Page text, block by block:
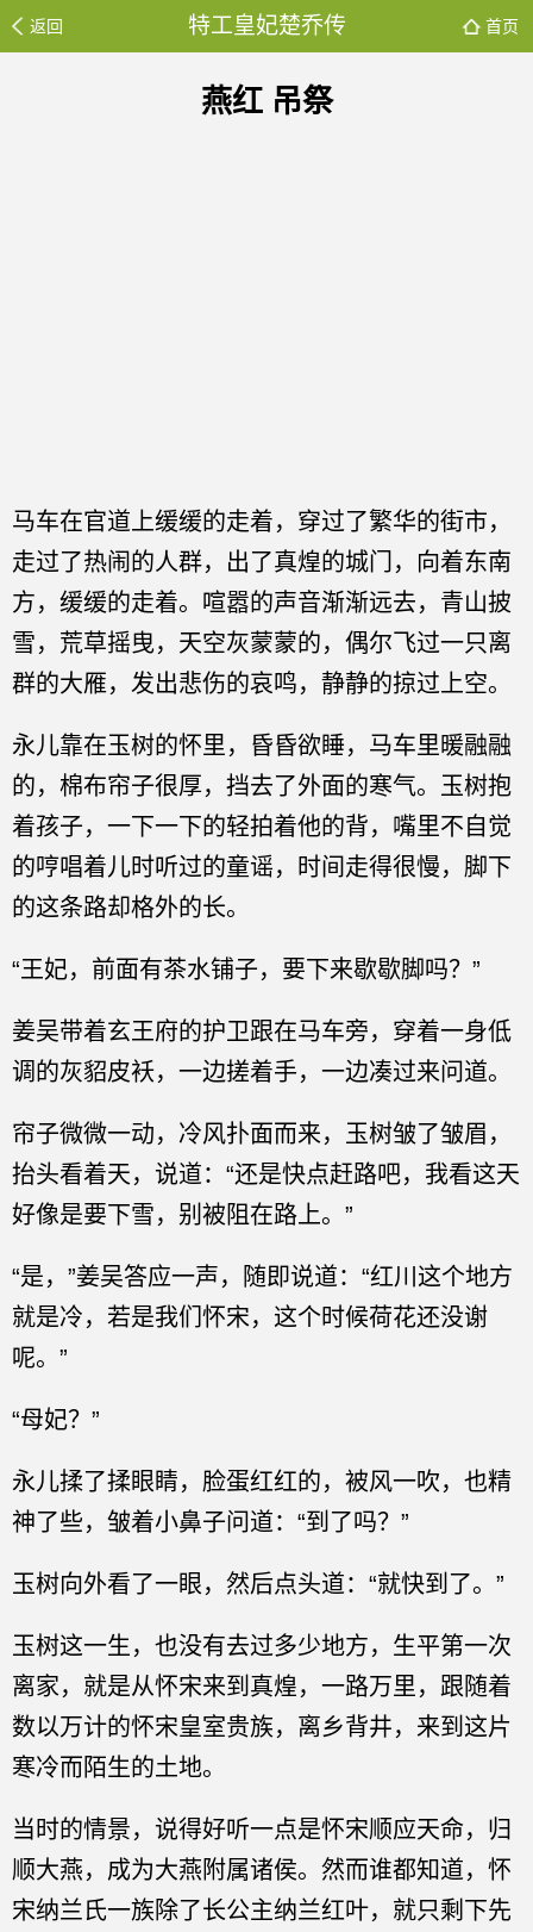
返回 特工皇妃楚乔传 首页
燕红 吊祭
马车在官道上缓缓的走着，穿过了繁华的街市，
走过了热闹的人群，出了真煌的城门，向着东南
方，缓缓的走着。喧嚣的声音渐渐远去，青山披
雪，荒草摇曳，天空灰蒙蒙的，偶尔飞过一只离
群的大雁，发出悲伤的哀鸣，静静的掠过上空。
永儿靠在玉树的怀里，昏昏欲睡，马车里暖融融
的，棉布帘子很厚，挡去了外面的寒气。玉树抱
着孩子，一下一下的轻拍着他的背，嘴里不自觉
的哼唱着儿时听过的童谣，时间走得很慢，脚下
的这条路却格外的长。
“王妃，前面有茶水铺子，要下来歇歇脚吗？”
姜吴带着玄王府的护卫跟在马车旁，穿着一身低
调的灰貂皮袄，一边搓着手，一边凑过来问道。
帘子微微一动，冷风扑面而来，玉树皱了皱眉，
抬头看着天，说道：“还是快点赶路吧，我看这天
好像是要下雪，别被阻在路上。”
“是，”姜吴答应一声，随即说道：“红川这个地方
就是冷，若是我们怀宋，这个时候荷花还没谢
呢。”
“母妃？”
永儿揉了揉眼睛，脸蛋红红的，被风一吹，也精
神了些，皱着小鼻子问道：“到了吗？”
玉树向外看了一眼，然后点头道：“就快到了。”
玉树这一生，也没有去过多少地方，生平第一次
离家，就是从怀宋来到真煌，一路万里，跟随着
数以万计的怀宋皇室贵族，离乡背井，来到这片
寒冷而陌生的土地。
当时的情景，说得好听一点是怀宋顺应天命，归
顺大燕，成为大燕附属诸侯。然而谁都知道，怀
宋纳兰氏一族除了长公主纳兰红叶，就只剩下先